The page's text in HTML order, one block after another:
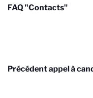
FAQ "Contacts"
Précédent appel à